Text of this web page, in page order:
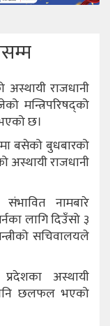
अस्थायी राजधानी
मन्त्रिपरिषद्को
छ।
बसेको बुधबारको
अस्थायी राजधानी
नामबारे
लागि दिउँसो ३
सचिवालयले
अस्थायी
पनि छलफल भएको